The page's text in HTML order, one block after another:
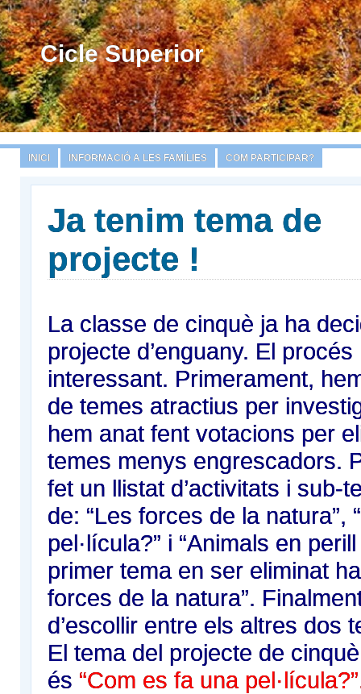
Cicle Superior
INICI INFORMACIÓ A LES FAMÍLIES COM PARTICIPAR?
Ja tenim tema de
projecte !
La classe de cinquè ja ha
projecte d’enguany. El
interessant. Primerament,
de temes atractius per
hem anat fent votacions per
temes menys engrescadors.
fet un llistat d’activitats i sub-
de: “Les forces de la natura”,
pel·lícula?” i “Animals en perill
primer tema en ser eliminat
forces de la natura”.
d’escollir entre els altres dos
El tema del projecte de
és “Com es fa una